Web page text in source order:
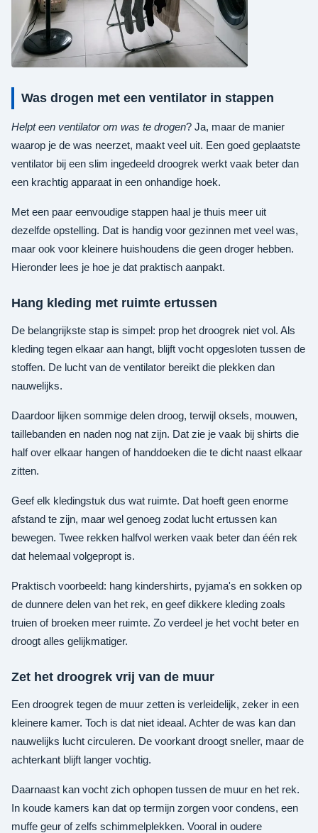
Was drogen met een ventilator in stappen
Helpt een ventilator om was te drogen? Ja, maar de manier
waarop je de was neerzet, maakt veel uit. Een goed geplaatste
ventilator bij een slim ingedeeld droogrek werkt vaak beter dan
een krachtig apparaat in een onhandige hoek.
Met een paar eenvoudige stappen haal je thuis meer uit
dezelfde opstelling. Dat is handig voor gezinnen met veel was,
maar ook voor kleinere huishoudens die geen droger hebben.
Hieronder lees je hoe je dat praktisch aanpakt.
Hang kleding met ruimte ertussen
De belangrijkste stap is simpel: prop het droogrek niet vol. Als
kleding tegen elkaar aan hangt, blijft vocht opgesloten tussen de
stoffen. De lucht van de ventilator bereikt die plekken dan
nauwelijks.
Daardoor lijken sommige delen droog, terwijl oksels, mouwen,
taillebanden en naden nog nat zijn. Dat zie je vaak bij shirts die
half over elkaar hangen of handdoeken die te dicht naast elkaar
zitten.
Geef elk kledingstuk dus wat ruimte. Dat hoeft geen enorme
afstand te zijn, maar wel genoeg zodat lucht ertussen kan
bewegen. Twee rekken halfvol werken vaak beter dan één rek
dat helemaal volgepropt is.
Praktisch voorbeeld: hang kindershirts, pyjama's en sokken op
de dunnere delen van het rek, en geef dikkere kleding zoals
truien of broeken meer ruimte. Zo verdeel je het vocht beter en
droogt alles gelijkmatiger.
Zet het droogrek vrij van de muur
Een droogrek tegen de muur zetten is verleidelijk, zeker in een
kleinere kamer. Toch is dat niet ideaal. Achter de was kan dan
nauwelijks lucht circuleren. De voorkant droogt sneller, maar de
achterkant blijft langer vochtig.
Daarnaast kan vocht zich ophopen tussen de muur en het rek.
In koude kamers kan dat op termijn zorgen voor condens, een
muffe geur of zelfs schimmelplekken. Vooral in oudere